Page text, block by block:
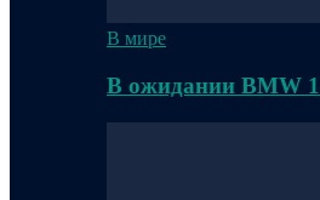
В мире
В ожидании BMW